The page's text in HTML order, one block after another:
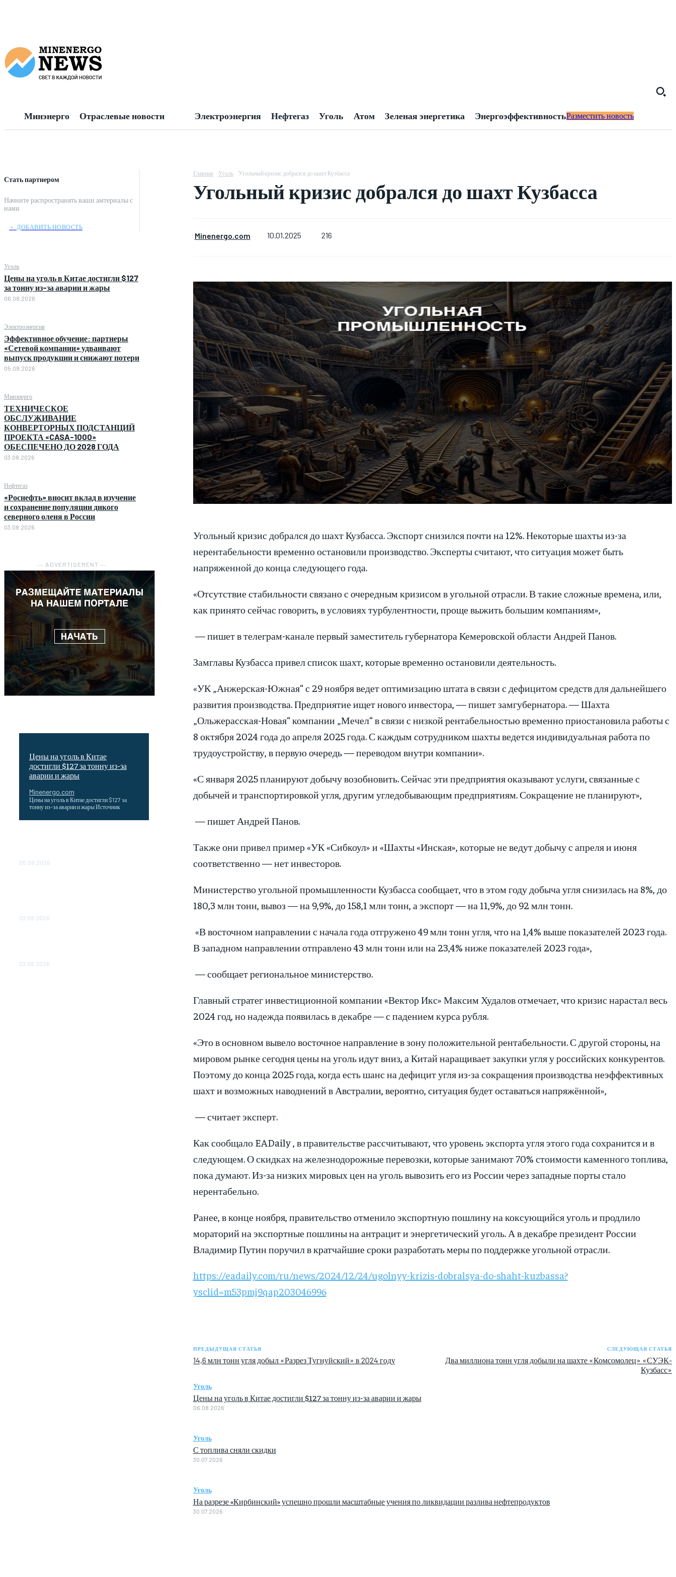
Минэнерго Отраслевые новости Электроэнергия Нефтегаз Уголь Атом Зеленая энергетика ЭнергоэффективностьРазместить новость
Стать партнером
Начните распространять ваши амтериалы с
нами
﹢ ДОБАВИТЬ НОВОСТЬ
Уголь
Цены на уголь в Китае достигли $127
за тонну из-за аварии и жары
06.08.2026
Электроэнергия
Эффективное обучение: партнеры
«Сетевой компании» удваивают
выпуск продукции и снижают потери
05.08.2026
Минэнерго
ТЕХНИЧЕСКОЕ
ОБСЛУЖИВАНИЕ
КОНВЕРТОРНЫХ ПОДСТАНЦИЙ
ПРОЕКТА «CASA-1000»
ОБЕСПЕЧЕНО ДО 2028 ГОДА
03.08.2026
Нефтегаз
«Роснефть» вносит вклад в изучение
и сохранение популяции дикого
северного оленя в России
03.08.2026
― ADVERTISEMENT ―
Цены на уголь в Китае
достигли $127 за тонну из-за
аварии и жары
Minenergo.com
Цены на уголь в Китае достигли $127 за
тонну из-за аварии и жары Источник
05.08.2026
03.08.2026
03.08.2026
Главная Уголь Угольный кризис добрался до шахт Кузбасса
Угольный кризис добрался до шахт Кузбасса
Minenergo.com 10.01.2025 216
Угольный кризис добрался до шахт Кузбасса. Экспорт снизился почти на 12%. Некоторые шахты из-за
нерентабельности временно остановили производство. Эксперты считают, что ситуация может быть
напряженной до конца следующего года.
«Отсутствие стабильности связано с очередным кризисом в угольной отрасли. В такие сложные времена, или,
как принято сейчас говорить, в условиях турбулентности, проще выжить большим компаниям»,
— пишет в телеграм-канале первый заместитель губернатора Кемеровской области Андрей Панов.
Замглавы Кузбасса привел список шахт, которые временно остановили деятельность.
«УК „Анжерская-Южная“ с 29 ноября ведет оптимизацию штата в связи с дефицитом средств для дальнейшего
развития производства. Предприятие ищет нового инвестора, — пишет замгубернатора. — Шахта
„Ольжерасская-Новая“ компании „Мечел“ в связи с низкой рентабельностью временно приостановила работы с
8 октября 2024 года до апреля 2025 года. С каждым сотрудником шахты ведется индивидуальная работа по
трудоустройству, в первую очередь — переводом внутри компании».
«С января 2025 планируют добычу возобновить. Сейчас эти предприятия оказывают услуги, связанные с
добычей и транспортировкой угля, другим угледобывающим предприятиям. Сокращение не планируют»,
— пишет Андрей Панов.
Также они привел пример «УК «Сибкоул» и «Шахты «Инская», которые не ведут добычу с апреля и июня
соответственно — нет инвесторов.
Министерство угольной промышленности Кузбасса сообщает, что в этом году добыча угля снизилась на 8%, до
180,3 млн тонн, вывоз — на 9,9%, до 158,1 млн тонн, а экспорт — на 11,9%, до 92 млн тонн.
«В восточном направлении с начала года отгружено 49 млн тонн угля, что на 1,4% выше показателей 2023 года.
В западном направлении отправлено 43 млн тонн или на 23,4% ниже показателей 2023 года»,
— сообщает региональное министерство.
Главный стратег инвестиционной компании «Вектор Икс» Максим Худалов отмечает, что кризис нарастал весь
2024 год, но надежда появилась в декабре — с падением курса рубля.
«Это в основном вывело восточное направление в зону положительной рентабельности. С другой стороны, на
мировом рынке сегодня цены на уголь идут вниз, а Китай наращивает закупки угля у российских конкурентов.
Поэтому до конца 2025 года, когда есть шанс на дефицит угля из-за сокращения производства неэффективных
шахт и возможных наводнений в Австралии, вероятно, ситуация будет оставаться напряжённой»,
— считает эксперт.
Как сообщало EADaily , в правительстве рассчитывают, что уровень экспорта угля этого года сохранится и в
следующем. О скидках на железнодорожные перевозки, которые занимают 70% стоимости каменного топлива,
пока думают. Из-за низких мировых цен на уголь вывозить его из России через западные порты стало
нерентабельно.
Ранее, в конце ноября, правительство отменило экспортную пошлину на коксующийся уголь и продлило
мораторий на экспортные пошлины на антрацит и энергетический уголь. А в декабре президент России
Владимир Путин поручил в кратчайшие сроки разработать меры по поддержке угольной отрасли.
https://eadaily.com/ru/news/2024/12/24/ugolnyy-krizis-dobralsya-do-shaht-kuzbassa?
ysclid=m53pmj9qap203046996
ПРЕДЫДУЩАЯ СТАТЬЯ
14,6 млн тонн угля добыл «Разрез Тугнуйский» в 2024 году
СЛЕДУЮЩАЯ СТАТЬЯ
Два миллиона тонн угля добыли на шахте «Комсомолец» «СУЭК-
Кузбасс»
Уголь
Цены на уголь в Китае достигли $127 за тонну из-за аварии и жары
06.08.2026
Уголь
С топлива сняли скидки
30.07.2026
Уголь
На разрезе «Кирбинский» успешно прошли масштабные учения по ликвидации разлива нефтепродуктов
30.07.2026